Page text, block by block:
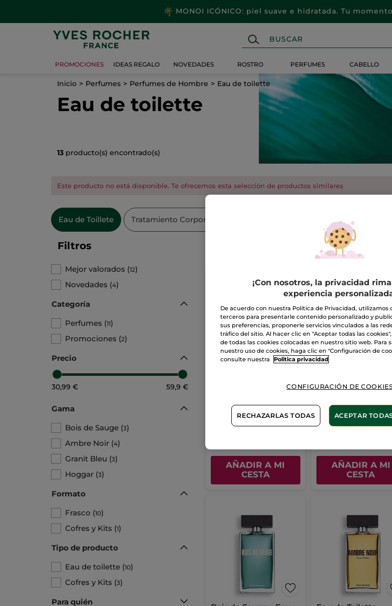
MONOI ICÓNICO: piel suave e hidratada. Tu
PROMOCIONES IDEAS REGALO NOVEDADES ROSTRO PERFUMES CABELLO
Inicio Perfumes Perfumes de Hombre Eau de toilette
Eau de toilette
13 producto(s) encontrado(s)
Este producto no está disponible. Te ofrecemos esta selección de productos similares
Eau de Toillete Tratamiento Corporal Perfumado Cofres & Kits Hombre
Filtros
Mejor valorados (12)
Novedades (4)
Categoría
Perfumes (11)
Promociones (2)
Precio
30,99 € 59,9 €
Gama
Bois de Sauge (3)
Ambre Noir (4)
Granit Bleu (3)
Hoggar (3)
Formato
Frasco (10)
Cofres y Kits (1)
Tipo de producto
Eau de toilette (10)
Cofres y Kits (3)
Para quién
AÑADIR A MI
CESTA
Hombre - Eau de
(4)
AÑADIR A MI
CESTA
¡Con nosotros, la privacidad
experiencia
De acuerdo con nuestra Política de Privacidad, utilizamos
terceros para presentarle contenido personalizado y
sus preferencias, proponerle servicios vinculados a las
tráfico del sitio. Al hacer clic en "Aceptar todas las
de todas las cookies colocadas en nuestro sitio web. Para
nuestro uso de cookies, haga clic en "Configuración de
consulte nuestra
Politica privacidad
CONFIGURACIÓN DE
RECHAZARLAS TODAS ACEPTAR